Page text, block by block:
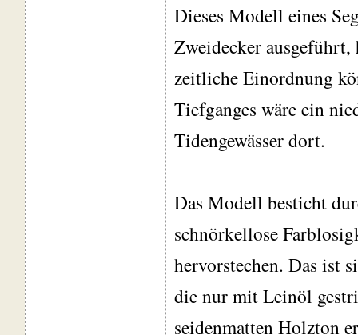
Dieses Modell eines
Zweidecker
zeitliche Einordnung
Tiefganges wäre ein
Tidengewässer dort.
Das Modell besticht
schnörkellose
hervorstechen. Das ist
die nur mit Leinöl
seidenmatten Holzton